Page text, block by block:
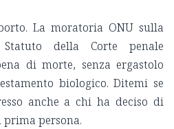
La moratoria ONU sulla
della Corte penale
di morte, senza ergastolo
biologico. Ditemi se
anche a chi ha deciso di
persona.